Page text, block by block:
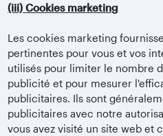
(iii) Cookies marketing
Les cookies marketing
pertinentes pour vous et vos
utilisés pour limiter le nombre
publicité et pour mesurer
publicitaires. Ils sont
publicitaires avec notre
vous avez visité un site web et